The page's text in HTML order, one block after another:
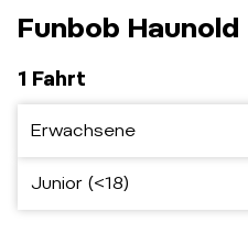
Funbob Haunold
1 Fahrt
Erwachsene
Junior (<18)